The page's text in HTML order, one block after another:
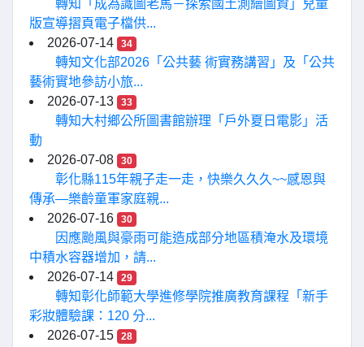
轉知「成為識圖老馬－探索國土測繪圖資」兒童
版宣導摺頁電子檔供...
2026-07-14
34
轉知文化部2026「公共藝 術實務講習」及「公共
藝術實地參訪小旅...
2026-07-13
33
轉知大村鄉公所圖書館辦理「戶外夏日電影」活
動
2026-07-08
30
彰化縣115年親子走一走，快樂久久久~~感恩與
傳承—樂齡童軍家庭親...
2026-07-16
30
因應颱風與豪雨可能造成部分地區積淹水及環境
中積水容器增加，請...
2026-07-14
29
轉知彰化師範大學進修學院推廣教育課程「新手
彩妝體驗課：120 分...
2026-07-15
28